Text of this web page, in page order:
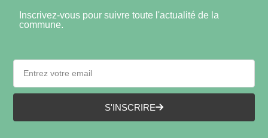
Inscrivez-vous pour suivre toute l'actualité de la
commune.
S'INSCRIRE